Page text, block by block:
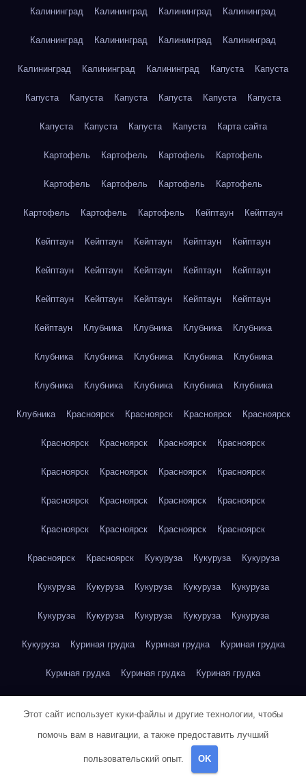
Калининград Калининград Калининград Калининград
Калининград Калининград Калининград Калининград
Калининград Калининград Калининград Капуста Капуста
Капуста Капуста Капуста Капуста Капуста Капуста
Капуста Капуста Капуста Капуста Карта сайта
Картофель Картофель Картофель Картофель
Картофель Картофель Картофель Картофель
Картофель Картофель Картофель Кейптаун Кейптаун
Кейптаун Кейптаун Кейптаун Кейптаун Кейптаун
Кейптаун Кейптаун Кейптаун Кейптаун Кейптаун
Кейптаун Кейптаун Кейптаун Кейптаун Кейптаун
Кейптаун Клубника Клубника Клубника Клубника
Клубника Клубника Клубника Клубника Клубника
Клубника Клубника Клубника Клубника Клубника
Клубника Красноярск Красноярск Красноярск Красноярск
Красноярск Красноярск Красноярск Красноярск
Красноярск Красноярск Красноярск Красноярск
Красноярск Красноярск Красноярск Красноярск
Красноярск Красноярск Красноярск Красноярск
Красноярск Красноярск Кукуруза Кукуруза Кукуруза
Кукуруза Кукуруза Кукуруза Кукуруза Кукуруза
Кукуруза Кукуруза Кукуруза Кукуруза Кукуруза
Кукуруза Куриная грудка Куриная грудка Куриная грудка
Куриная грудка Куриная грудка Куриная грудка
Куриная грудка Куриная грудка Куриная грудка
Куриная грудка Куриная грудка Куриная грудка
Этот сайт использует куки-файлы и другие технологии, чтобы
помочь вам в навигации, а также предоставить лучший
пользовательский опыт. OK